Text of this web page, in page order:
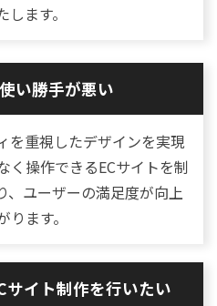
ます。
い勝手が悪い
を重視したデザインを実現
く操作できるECサイトを制
、ユーザーの満足度が向上
ます。
サイト制作を行いたい